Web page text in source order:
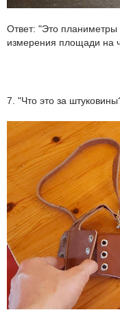
Ответ: "Это
измерения площади на
7. "Что это за